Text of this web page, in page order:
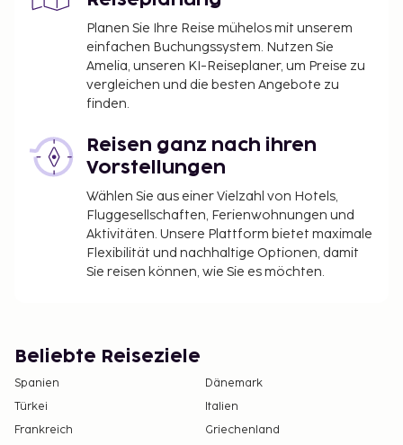
Planen Sie Ihre Reise mühelos mit unserem
einfachen Buchungssystem. Nutzen Sie
Amelia, unseren KI-Reiseplaner, um Preise zu
vergleichen und die besten Angebote zu
finden.
Reisen ganz nach ihren
Vorstellungen
Wählen Sie aus einer Vielzahl von Hotels,
Fluggesellschaften, Ferienwohnungen und
Aktivitäten. Unsere Plattform bietet maximale
Flexibilität und nachhaltige Optionen, damit
Sie reisen können, wie Sie es möchten.
Beliebte Reiseziele
Spanien
Dänemark
Türkei
Italien
Frankreich
Griechenland